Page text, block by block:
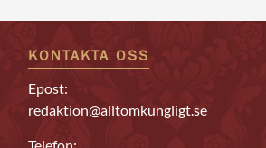
KONTAKTA OSS
Epost:
redaktion@alltomkungligt.se